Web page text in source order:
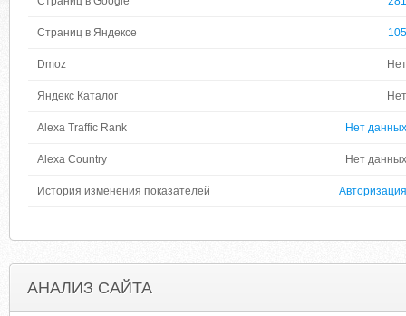
Страниц в Яндексе 105
Dmoz Нет
Яндекс Каталог Нет
Alexa Traffic Rank Нет данных
Alexa Country Нет данных
История изменения показателей Авторизация
АНАЛИЗ САЙТА